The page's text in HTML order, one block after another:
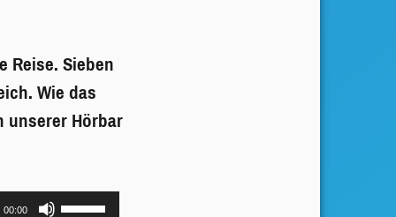
Reise. Sieben
Wie das
unserer Hörbar
00:00
Pfeiltasten